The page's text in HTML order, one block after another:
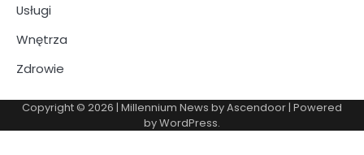
Usługi
Wnętrza
Zdrowie
Copyright © 2026 | Millennium News byAscendoor| Powered
byWordPress.